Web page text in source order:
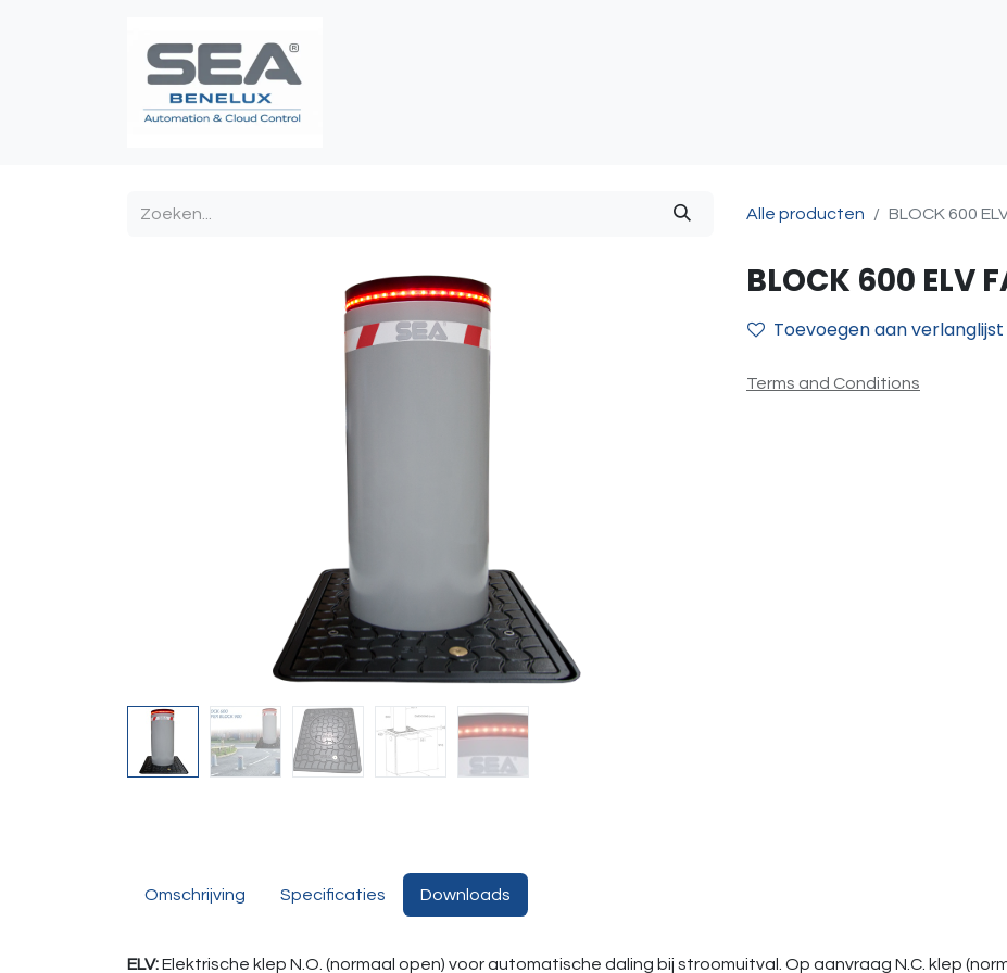
Alle producten BLOCK 600
BLOCK 600 ELV
Toevoegen aan verlanglijst
Terms and Conditions
Omschrijving Specificaties Downloads
ELV:Elektrische klep N.O. (normaal open) voor automatische daling bij stroomuitval. Op aanvraag N.C. klep